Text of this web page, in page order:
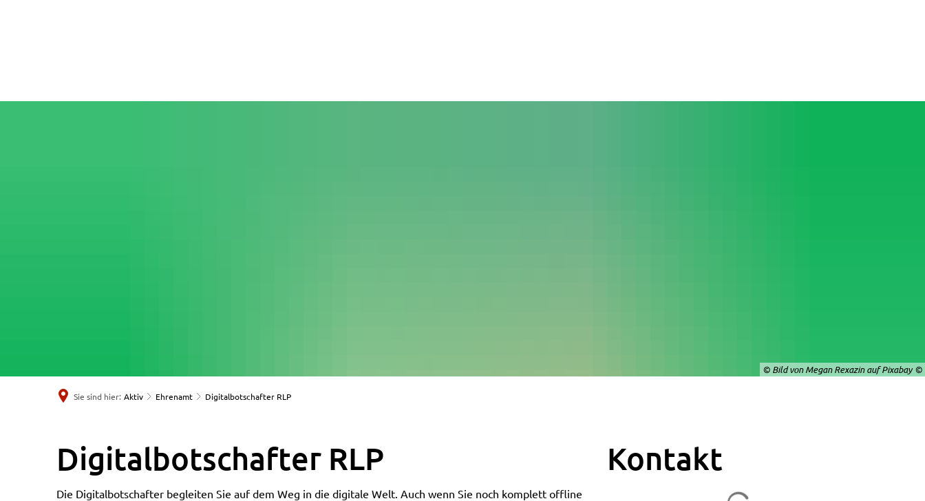
© Bild von Megan Rexazin auf Pixabay
Sie sind hier: Aktiv Ehrenamt Digitalbotschafter RLP
Digitalbotschafter
Digitalbotschafter RLP
Die Digitalbotschafter begleiten Sie auf dem Weg in die digitale Welt. Auch wenn Sie noch komplett offline
Kontakt